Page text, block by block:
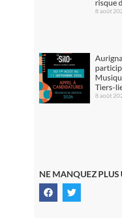
risque
8 août
Tiers-
8 août
NE MANQUEZ PLUS